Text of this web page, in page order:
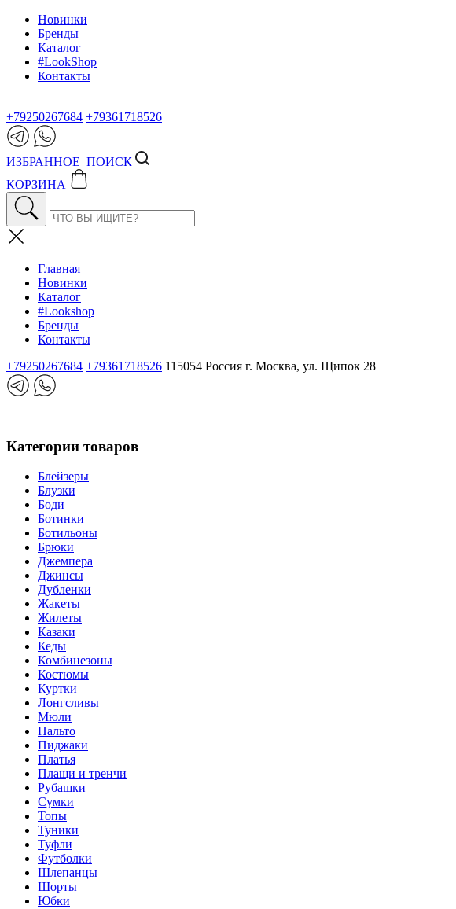
Новинки
Бренды
Каталог
#LookShop
Контакты
+79250267684 +79361718526
ИЗБРАННОЕ ПОИСК
КОРЗИНА
Главная
Новинки
Каталог
#Lookshop
Бренды
Контакты
+79250267684 +79361718526 115054 Россия г. Москва, ул. Щипок 28
Категории товаров
Блейзеры
Блузки
Боди
Ботинки
Ботильоны
Брюки
Джемпера
Джинсы
Дубленки
Жакеты
Жилеты
Казаки
Кеды
Комбинезоны
Костюмы
Куртки
Лонгсливы
Мюли
Пальто
Пиджаки
Платья
Плащи и тренчи
Рубашки
Сумки
Топы
Туники
Туфли
Футболки
Шлепанцы
Шорты
Юбки